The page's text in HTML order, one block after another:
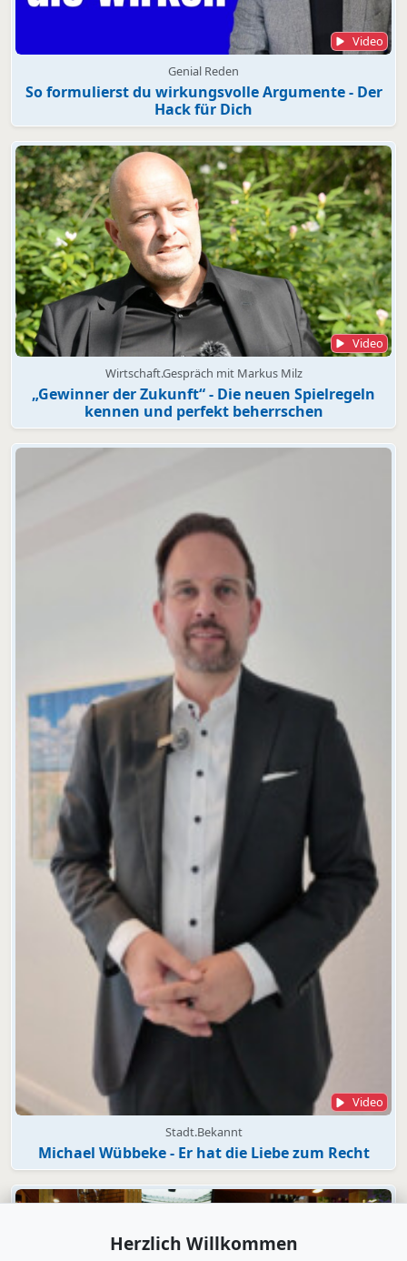
Video
Genial Reden
So formulierst du wirkungsvolle Argumente - Der
Hack für Dich
Video
Wirtschaft.Gespräch mit Markus Milz
„Gewinner der Zukunft“ - Die neuen Spielregeln
kennen und perfekt beherrschen
Video
Stadt.Bekannt
Michael Wübbeke - Er hat die Liebe zum Recht
Herzlich Willkommen